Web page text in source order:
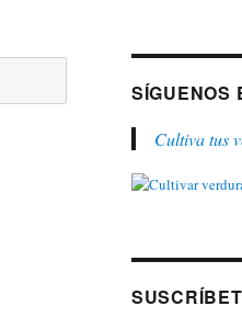
SÍGUENOS
Cultiva tus